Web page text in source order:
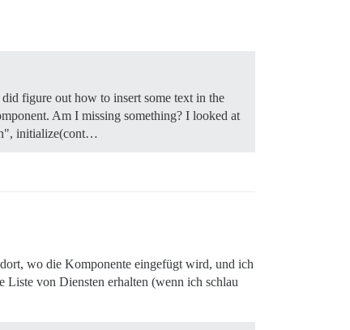
figure out how to insert some text in the
Am I missing something? I looked at
initialize(cont…
wo die Komponente eingefügt wird, und ich
Liste von Diensten erhalten (wenn ich schlau